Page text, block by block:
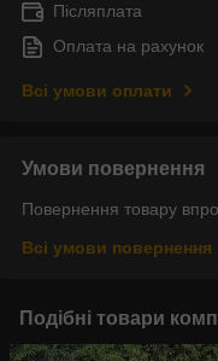
Післяплата
Оплата на рахунок
Всі умови оплати
Умови повернення
Повернення товару
Всі умови повернення
Подібні товари